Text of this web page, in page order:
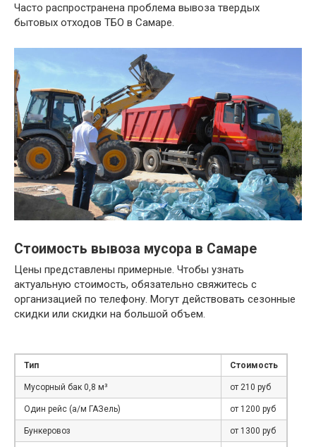
Часто распространена проблема вывоза твердых
бытовых отходов ТБО в Самаре.
Стоимость вывоза мусора в Самаре
Цены представлены примерные. Чтобы узнать
актуальную стоимость, обязательно свяжитесь с
организацией по телефону. Могут действовать сезонные
скидки или скидки на большой объем.
Тип Стоимость
Мусорный бак 0,8 м³ от 210 руб
Один рейс (а/м ГАЗель) от 1200 руб
Бункеровоз от 1300 руб